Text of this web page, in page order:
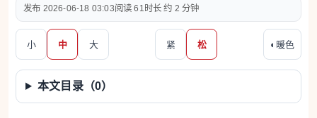
2026-06-18 03:03 61 约 2 分钟
小 中 大 紧 松 ◐ 暖色
本文目录（0）